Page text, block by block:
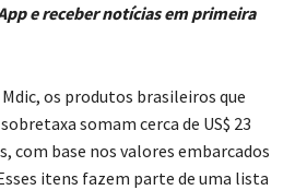
e receber notícias em primeira
os produtos brasileiros que
somam cerca de US$ 23
com base nos valores embarcados
itens fazem parte de uma lista